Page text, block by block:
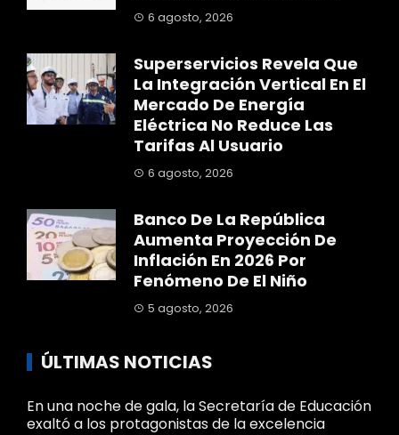
6 agosto, 2026
Superservicios Revela Que
La Integración Vertical En El
Mercado De Energía
Eléctrica No Reduce Las
Tarifas Al Usuario
6 agosto, 2026
Banco De La República
Aumenta Proyección De
Inflación En 2026 Por
Fenómeno De El Niño
5 agosto, 2026
ÚLTIMAS NOTICIAS
En una noche de gala, la Secretaría de Educación
exaltó a los protagonistas de la excelencia